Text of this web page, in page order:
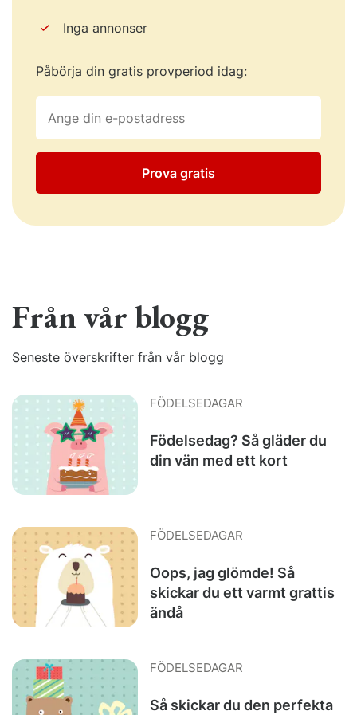
Inga annonser
Påbörja din gratis provperiod idag:
Prova gratis
Från vår blogg
Seneste överskrifter från vår blogg
FÖDELSEDAGAR
Födelsedag? Så gläder du
din vän med ett kort
FÖDELSEDAGAR
Oops, jag glömde! Så
skickar du ett varmt grattis
ändå
FÖDELSEDAGAR
Så skickar du den perfekta